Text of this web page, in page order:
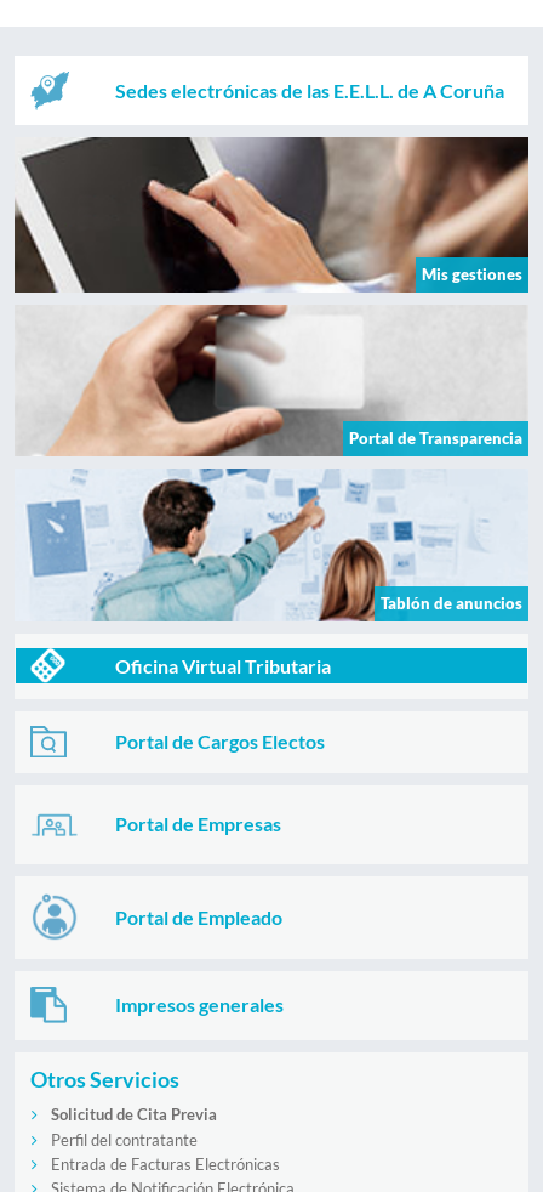
Sedes electrónicas de las E.E.L.L. de A Coruña
Mis gestiones
Portal de Transparencia
Tablón de anuncios
Oficina Virtual Tributaria
Portal de Cargos Electos
Portal de Empresas
Portal de Empleado
Impresos generales
Otros Servicios
Solicitud de Cita Previa
Perfil del contratante
Entrada de Facturas Electrónicas